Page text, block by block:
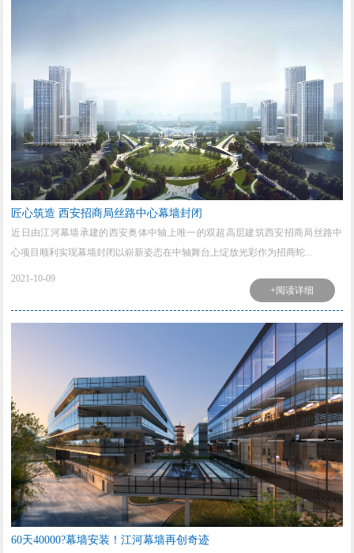
匠心筑造 西安招商局丝路中心幕墙封闭
近日由江河幕墙承建的西安奥体中轴上唯一的双超高层建筑西安招商局丝路中
心项目顺利实现幕墙封闭以崭新姿态在中轴舞台上绽放光彩作为招商蛇...
2021-10-09
+阅读详细
60天40000?幕墙安装！江河幕墙再创奇迹